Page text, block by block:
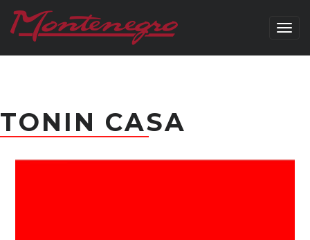
TONIN CASA